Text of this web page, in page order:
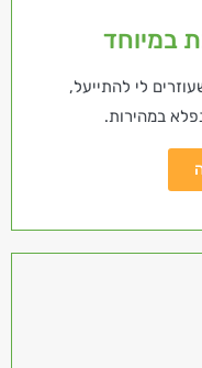
במיוחד
לי להתייעל,
במהירות.